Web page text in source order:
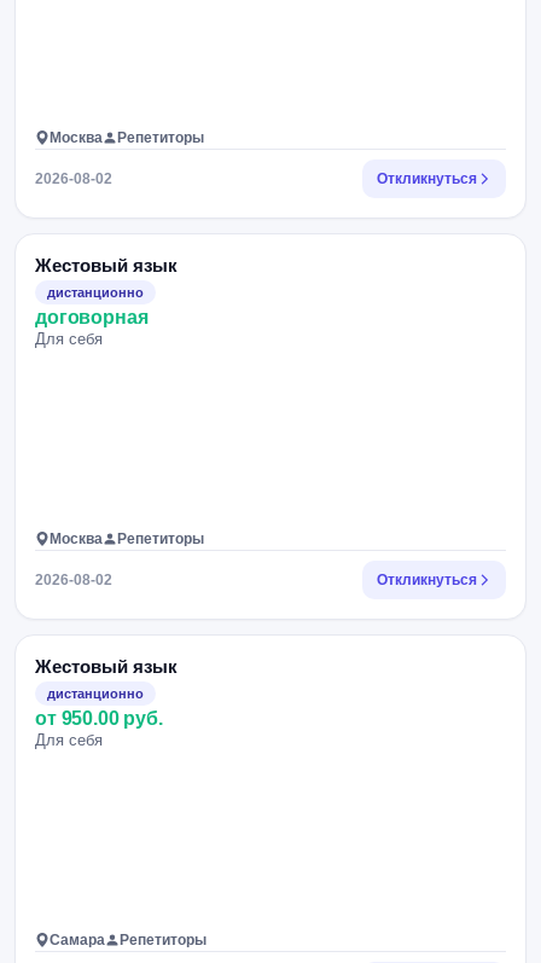
Москва Репетиторы
2026-08-02 Откликнуться
Жестовый язык
дистанционно
договорная
Для себя
Москва Репетиторы
2026-08-02 Откликнуться
Жестовый язык
дистанционно
от 950.00 руб.
Для себя
Самара Репетиторы